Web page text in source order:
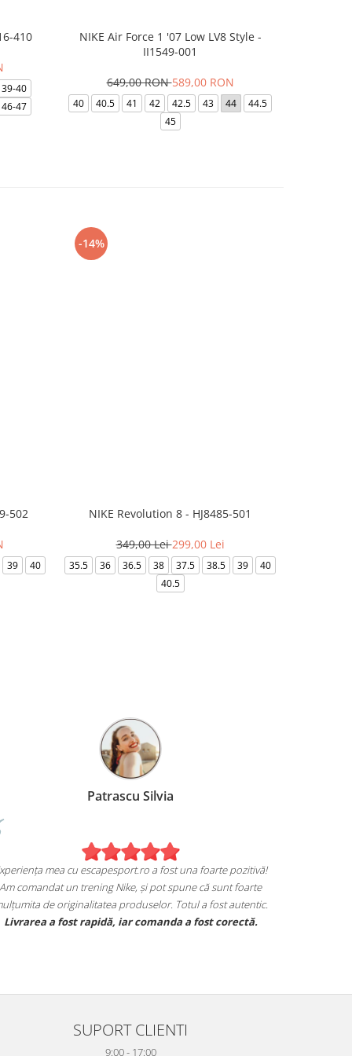
410
39-40
46-47
NIKE Air Force 1 '07 Low LV8 Style -
II1549-001
649,00 RON589,00 RON
40 40.5 41 42 42.5 43 44
44.5
45
502
39 40
-14%
NIKE Revolution 8 - HJ8485-501
349,00 Lei299,00 Lei
35.5 36 36.5 38 37.5 38.5 39
40
40.5
Patrascu Silvia
mea cu escapesport.ro a fost una foarte pozitivă!
Am comandat un trening Nike, și pot spune că sunt foarte
de originalitatea produselor. Totul a fost autentic.
Livrarea a fost rapidă, iar comanda a fost corectă.
SUPORT CLIENTI
9:00 - 17:00